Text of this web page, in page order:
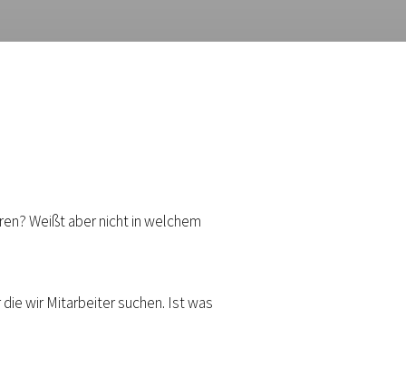
Weißt aber nicht in welchem
wir Mitarbeiter suchen. Ist was